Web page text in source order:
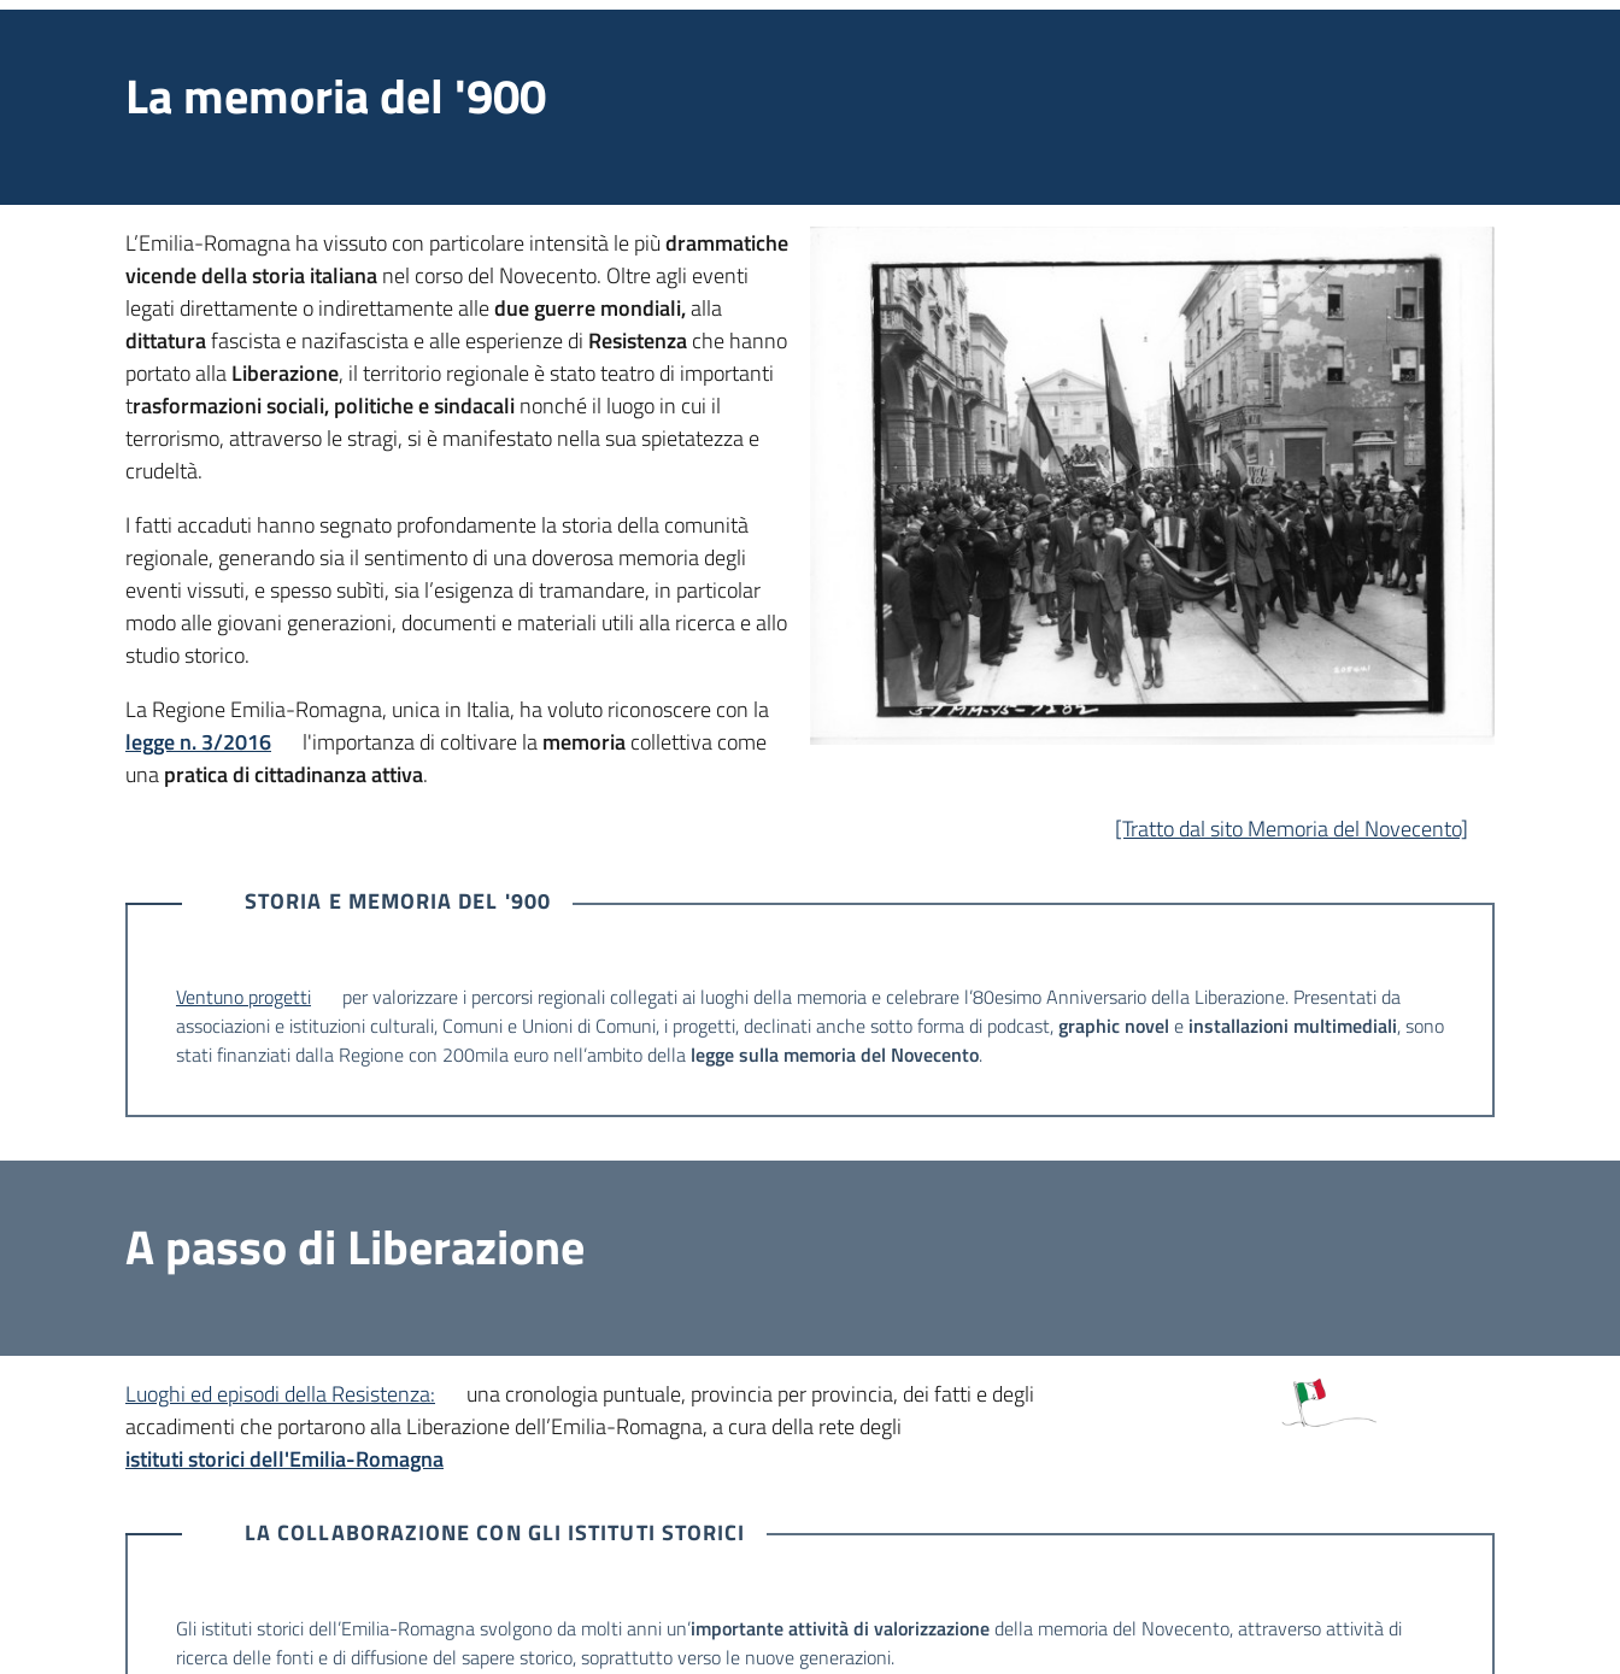
La memoria del '900
L’Emilia-Romagna ha vissuto con particolare intensità le piùdrammatiche
vicende della storia italiananel corso del Novecento. Oltre agli eventi
legati direttamente o indirettamente alledue guerre mondiali,alla
dittaturafascista e nazifascista e alle esperienze di Resistenzache hanno
portato allaLiberazione, il territorio regionale è stato teatro di importanti
trasformazioni sociali, politiche e sindacalinonché il luogo in cui il
terrorismo, attraverso le stragi, si è manifestato nella sua spietatezza e
crudeltà.
I fatti accaduti hanno segnato profondamente la storia della comunità
regionale, generando sia il sentimento di una doverosa memoria degli
eventi vissuti, e spesso subìti, sia l’esigenza di tramandare, in particolar
modo alle giovani generazioni, documenti e materiali utili alla ricerca e allo
studio storico.
La Regione Emilia-Romagna, unica in Italia, ha voluto riconoscere con la
legge n. 3/2016
l'importanza di coltivare lamemoriacollettiva come
unapratica di cittadinanza attiva.
[Tratto dal sito Memoria del Novecento]
STORIA E MEMORIA DEL '900
Ventuno progetti
per valorizzare i percorsi regionali collegati ai luoghi della memoria e celebrare l’80esimo Anniversario della Liberazione. Presentati da
associazioni e istituzioni culturali, Comuni e Unioni di Comuni, i progetti, declinati anche sotto forma di podcast,graphic novel e installazioni multimediali, sono
stati finanziati dalla Regione con 200mila euro nell’ambito della legge sulla memoria del Novecento.
A passo di Liberazione
Luoghi ed episodi della Resistenza:
una cronologia puntuale, provincia per provincia, dei fatti e degli
accadimenti che portarono alla Liberazione dell’Emilia-Romagna, a cura della rete degli
istituti storici dell'Emilia-Romagna
LA COLLABORAZIONE CON GLI ISTITUTI STORICI
Gli istituti storici dell’Emilia-Romagna svolgono da molti anni un’importante attività di valorizzazionedella memoria del Novecento, attraverso attività di
ricerca delle fonti e di diffusione del sapere storico, soprattutto verso le nuove generazioni.